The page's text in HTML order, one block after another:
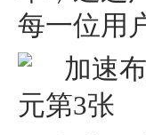
每一位用